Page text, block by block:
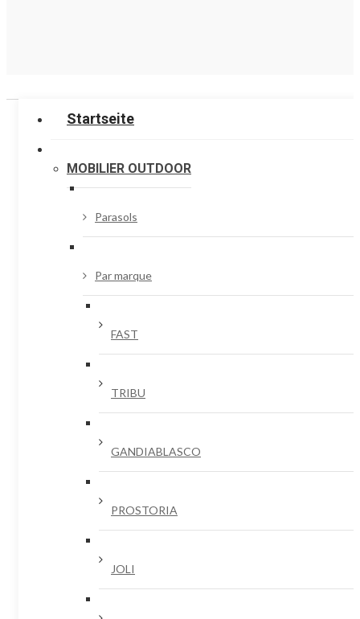
Startseite
MOBILIER OUTDOOR
Parasols
Par marque
FAST
TRIBU
GANDIABLASCO
PROSTORIA
JOLI